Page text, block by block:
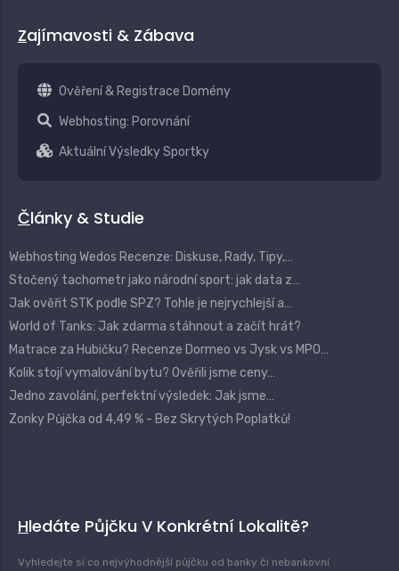
Zajímavosti & Zábava
Ověření & Registrace Domény
Webhosting: Porovnání
Aktuální Výsledky Sportky
Články & Studie
Webhosting Wedos Recenze: Diskuse, Rady, Tipy,…
Stočený tachometr jako národní sport: jak data z…
Jak ověřit STK podle SPZ? Tohle je nejrychlejší a…
World of Tanks: Jak zdarma stáhnout a začít hrát?
Matrace za Hubičku? Recenze Dormeo vs Jysk vs MPO…
Kolik stojí vymalování bytu? Ověřili jsme ceny…
Jedno zavolání, perfektní výsledek: Jak jsme…
Zonky Půjčka od 4,49 % - Bez Skrytých Poplatků!
Hledáte Půjčku V Konkrétní Lokalitě?
Vyhledejte si co nejvýhodnější půjčku od banky či nebankovní